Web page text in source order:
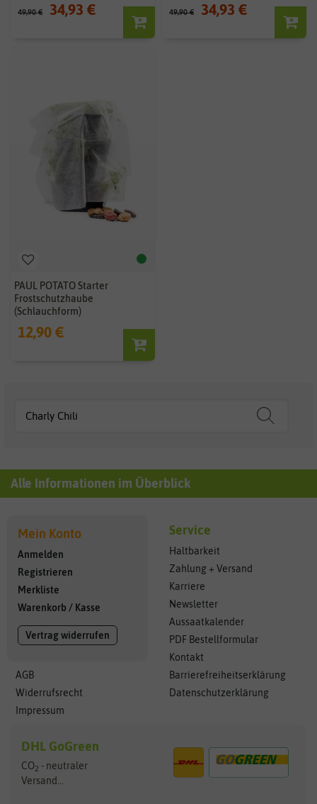
49,90 € 34,93 € 49,90 € 34,93 €
PAUL POTATO Starter
Frostschutzhaube
(Schlauchform)
12,90 €
Alle Informationen im Überblick
Mein Konto
Anmelden
Registrieren
Merkliste
Warenkorb / Kasse
Vertrag widerrufen
AGB
Widerrufsrecht
Impressum
Service
Haltbarkeit
Zahlung + Versand
Karriere
Newsletter
Aussaatkalender
PDF Bestellformular
Kontakt
Barrierefreiheitserklärung
Datenschutzerklärung
DHL GoGreen
CO2 - neutraler
Versand...